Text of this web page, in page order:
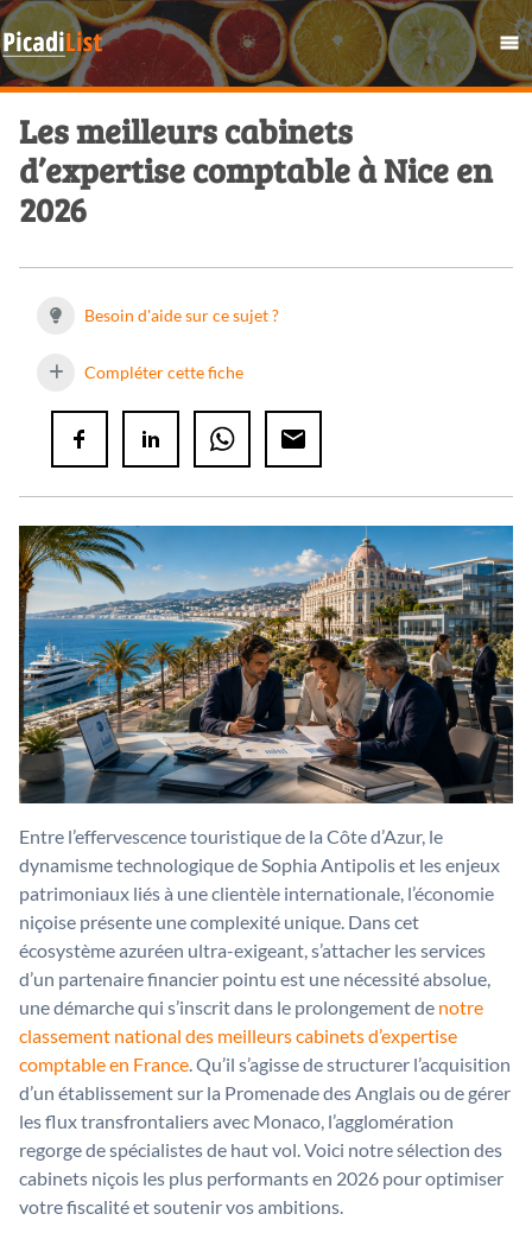
Les meilleurs cabinets
d’expertise comptable à Nice en
2026
Besoin d'aide sur ce sujet ?
Compléter cette fiche
Entre l’effervescence touristique de la Côte d’Azur, le
dynamisme technologique de Sophia Antipolis et les enjeux
patrimoniaux liés à une clientèle internationale, l’économie
niçoise présente une complexité unique. Dans cet
écosystème azuréen ultra-exigeant, s’attacher les services
d’un partenaire financier pointu est une nécessité absolue,
une démarche qui s’inscrit dans le prolongement de notre
classement national des meilleurs cabinets d’expertise
comptable en France. Qu’il s’agisse de structurer l’acquisition
d’un établissement sur la Promenade des Anglais ou de gérer
les flux transfrontaliers avec Monaco, l’agglomération
regorge de spécialistes de haut vol. Voici notre sélection des
cabinets niçois les plus performants en 2026 pour optimiser
votre fiscalité et soutenir vos ambitions.